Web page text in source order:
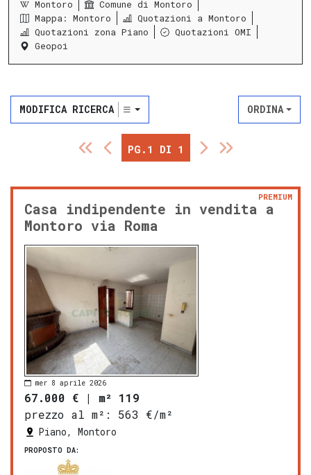
Montoro
Comune di Montoro
Mappa: Montoro
Quotazioni a Montoro
Quotazioni zona Piano
Quotazioni OMI
Geopoi
MODIFICA RICERCA ORDINA
PG.1 DI 1
Casa indipendente in vendita a
Montoro via Roma
PREMIUM
mer 8 aprile 2026
67.000 € | m² 119
prezzo al m²:
563 €/m²
Piano, Montoro
PROPOSTO DA: